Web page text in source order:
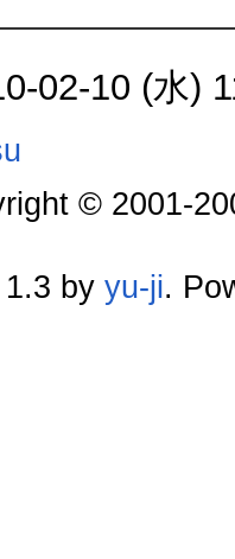
02-10 (水)
© 2001-
by yu-ji.